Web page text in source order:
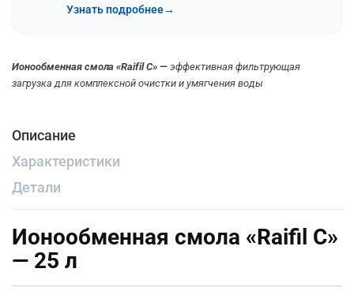
Узнать подробнее→
Ионообменная смола «Raifil C» —эффективная фильтрующая
загрузка для комплексной очистки и умягчения воды
Описание
Характеристики
Детали
Ионообменная смола «Raifil C»
— 25 л